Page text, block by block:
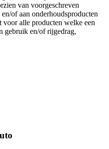
van voorgeschreven
of aan onderhoudsproducten
alle producten welke een
gebruik en/of rijgedrag,